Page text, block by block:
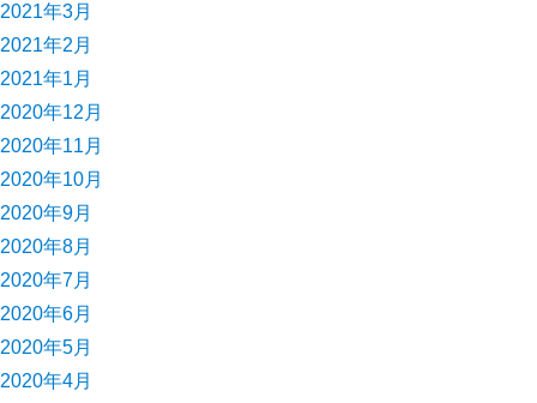
2021年3月
2021年2月
2021年1月
2020年12月
2020年11月
2020年10月
2020年9月
2020年8月
2020年7月
2020年6月
2020年5月
2020年4月